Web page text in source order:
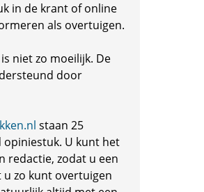
in de krant of online
als overtuigen.
niet zo moeilijk. De
door
staan 25
U kunt het
redactie, zodat u een
zo kunt overtuigen